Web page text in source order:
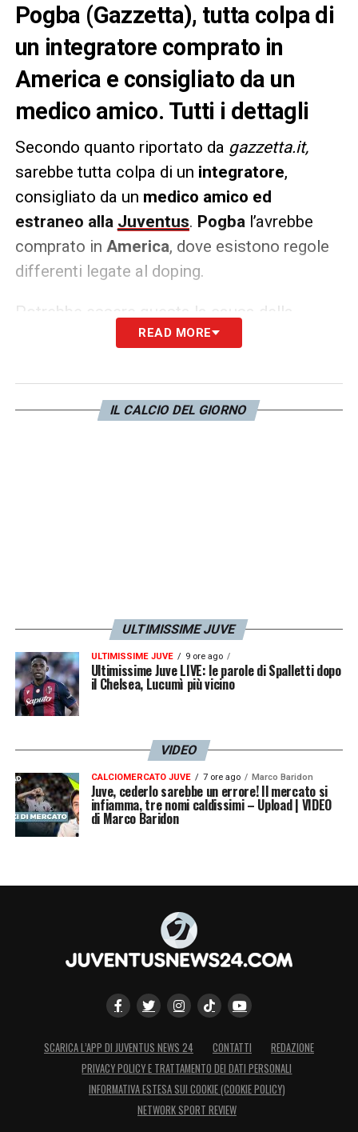
Pogba (Gazzetta), tutta colpa di
un integratore comprato in
America e consigliato da un
medico amico. Tutti i dettagli
Secondo quanto riportato da gazzetta.it,
sarebbe tutta colpa di un integratore,
consigliato da un medico amico ed
estraneo alla Juventus. Pogba l’avrebbe
comprato in America, dove esistono regole
differenti legate al doping.
Potrebbe essere questa la causa della
positività al testosterone del numero 10
quindi di una leggerezza da parte del
centrocampista francese, che avrebbe
READ MORE
IL CALCIO DEL GIORNO
ULTIMISSIME JUVE
ULTIMISSIME JUVE 9 ore ago
Ultimissime Juve LIVE: le parole di Spalletti dopo
il Chelsea, Lucumì più vicino
VIDEO
CALCIOMERCATO JUVE 7 ore ago Marco Baridon
Juve, cederlo sarebbe un errore! Il mercato si
infiamma, tre nomi caldissimi – Upload | VIDEO
di Marco Baridon
SCARICA L’APP DI JUVENTUS NEWS 24 CONTATTI
REDAZIONE
PRIVACY POLICY E TRATTAMENTO DEI DATI PERSONALI
INFORMATIVA ESTESA SUI COOKIE (COOKIE POLICY)
NETWORK SPORT REVIEW